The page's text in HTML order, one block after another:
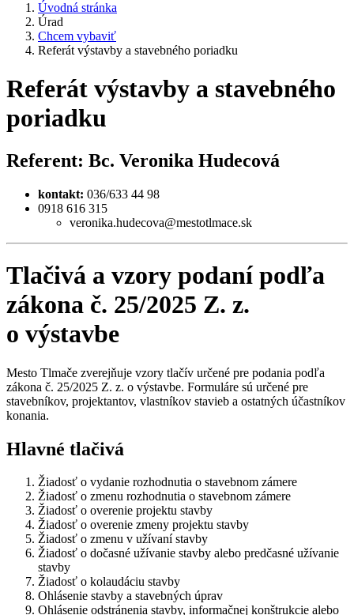
Úvodná stránka
Úrad
Chcem vybaviť
Referát výstavby a stavebného poriadku
Referát výstavby a stavebného
poriadku
Referent: Bc. Veronika Hudecová
kontakt: 036/633 44 98
0918 616 315
veronika.hudecova@mestotlmace.sk
Tlačivá a vzory podaní podľa
zákona č. 25/2025 Z. z.
o výstavbe
Mesto Tlmače zverejňuje vzory tlačív určené pre podania podľa
zákona č. 25/2025 Z. z. o výstavbe. Formuláre sú určené pre
stavebníkov, projektantov, vlastníkov stavieb a ostatných účastníkov
konania.
Hlavné tlačivá
Žiadosť o vydanie rozhodnutia o stavebnom zámere
Žiadosť o zmenu rozhodnutia o stavebnom zámere
Žiadosť o overenie projektu stavby
Žiadosť o overenie zmeny projektu stavby
Žiadosť o zmenu v užívaní stavby
Žiadosť o dočasné užívanie stavby alebo predčasné užívanie
stavby
Žiadosť o kolaudáciu stavby
Ohlásenie stavby a stavebných úprav
Ohlásenie odstránenia stavby, informačnej konštrukcie alebo